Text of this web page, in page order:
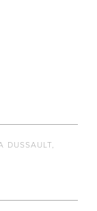
DUSSAULT,